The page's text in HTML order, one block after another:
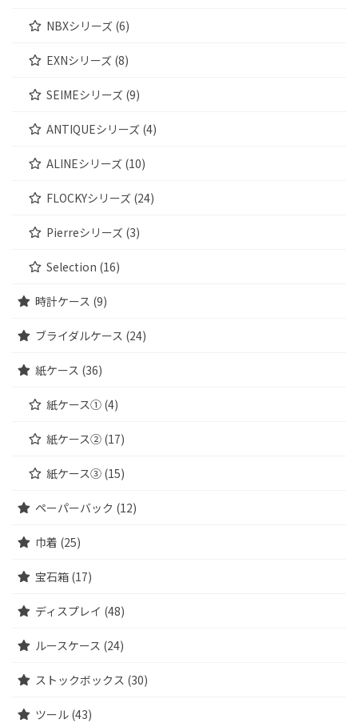
NBXシリーズ (6)
EXNシリーズ (8)
SEIMEシリーズ (9)
ANTIQUEシリーズ (4)
ALINEシリーズ (10)
FLOCKYシリーズ (24)
Pierreシリーズ (3)
Selection (16)
時計ケース (9)
ブライダルケース (24)
紙ケース (36)
紙ケース① (4)
紙ケース② (17)
紙ケース③ (15)
ペーパーバック (12)
巾着 (25)
宝石箱 (17)
ディスプレイ (48)
ルースケース (24)
ストックボックス (30)
ツール (43)